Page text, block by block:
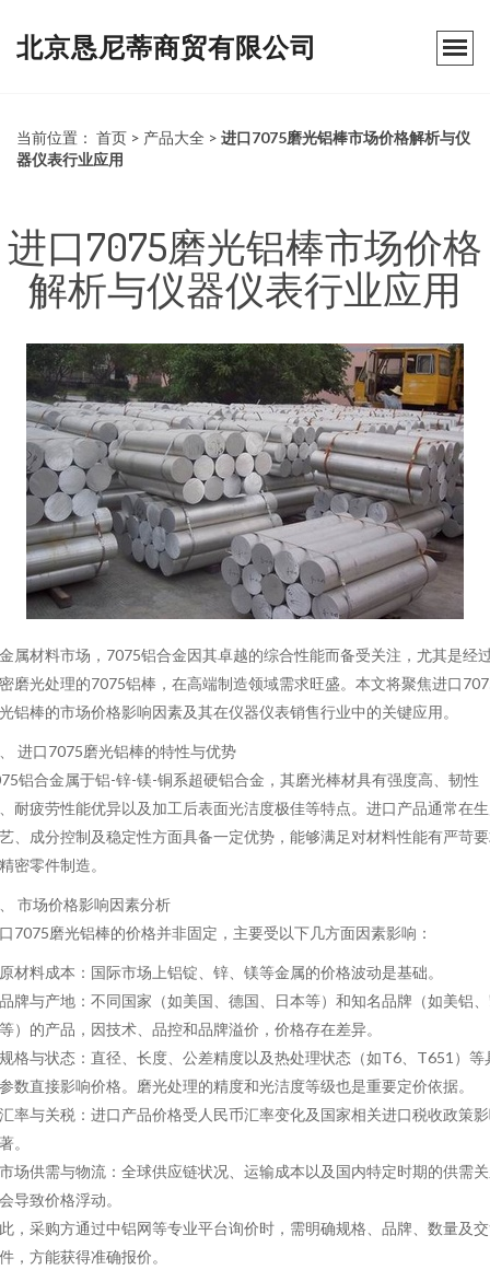
北京恳尼蒂商贸有限公司
当前位置： 首页 > 产品大全 > 进口7075磨光铝棒市场价格解析与仪
器仪表行业应用
进口7075磨光铝棒市场价格
解析与仪器仪表行业应用
属材料市场，7075铝合金因其卓越的综合性能而备受关注，尤其是经
磨光处理的7075铝棒，在高端制造领域需求旺盛。本文将聚焦进口
铝棒的市场价格影响因素及其在仪器仪表销售行业中的关键应用。
进口7075磨光铝棒的特性与优势
铝合金属于铝-锌-镁-铜系超硬铝合金，其磨光棒材具有强度高、韧性
耐疲劳性能优异以及加工后表面光洁度极佳等特点。进口产品通常在
、成分控制及稳定性方面具备一定优势，能够满足对材料性能有严苛
密零件制造。
市场价格影响因素分析
7075磨光铝棒的价格并非固定，主要受以下几方面因素影响：
材料成本：国际市场上铝锭、锌、镁等金属的价格波动是基础。
牌与产地：不同国家（如美国、德国、日本等）和知名品牌（如美铝
）的产品，因技术、品控和品牌溢价，价格存在差异。
格与状态：直径、长度、公差精度以及热处理状态（如T6、T651）等
数直接影响价格。磨光处理的精度和光洁度等级也是重要定价依据。
率与关税：进口产品价格受人民币汇率变化及国家相关进口税收政策
。
场供需与物流：全球供应链状况、运输成本以及国内特定时期的供需
导致价格浮动。
，采购方通过中铝网等专业平台询价时，需明确规格、品牌、数量及
，方能获得准确报价。